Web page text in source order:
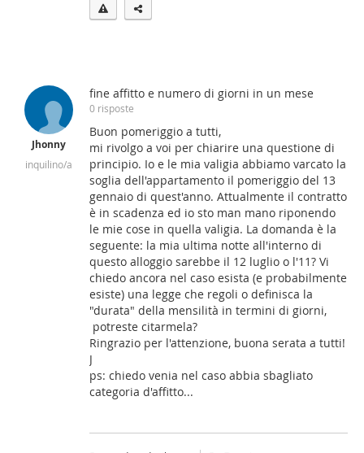
Jhonny
inquilino/a
fine affitto e numero di giorni in un mese
0 risposte
Buon pomeriggio a tutti,
mi rivolgo a voi per chiarire una questione di
principio. Io e le mia valigia abbiamo varcato la
soglia dell'appartamento il pomeriggio del 13
gennaio di quest'anno. Attualmente il contratto
è in scadenza ed io sto man mano riponendo
le mie cose in quella valigia. La domanda è la
seguente: la mia ultima notte all'interno di
questo alloggio sarebbe il 12 luglio o l'11? Vi
chiedo ancora nel caso esista (e probabilmente
esiste) una legge che regoli o definisca la
"durata" della mensilità in termini di giorni,
potreste citarmela?
Ringrazio per l'attenzione, buona serata a tutti!
J
ps: chiedo venia nel caso abbia sbagliato
categoria d'affitto...